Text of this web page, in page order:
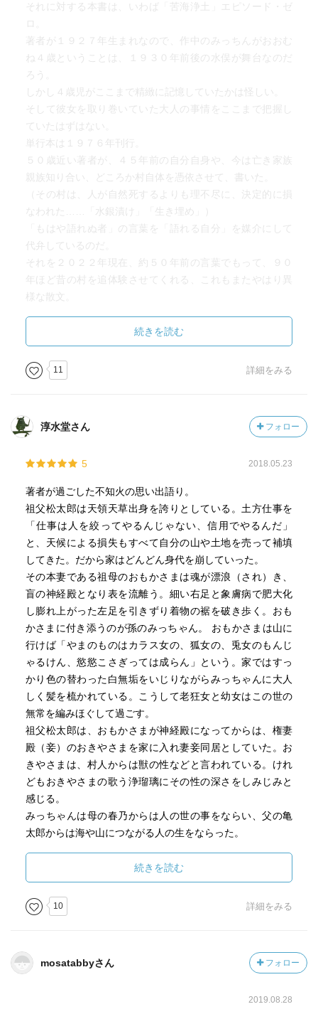
それに対する本書は、いわば「苦海浄土」エピソード・ゼ
著者が１９２７年生まれなので、作中のみっちんがおおむ
ね４歳ということは、１９３０年前後の水俣が舞台なのだ
ろう。
しかし４歳児がここまで精緻に記憶していたかは怪しい。
そして彼女を取り巻いていた大人の事情をここまで把握し
ていたはずはない。
単行本は１９７６年刊行。
５０歳近い著者が、４５年前の自分自身や、今は亡き家族
親族知り合い、どころか村自体を憑依させて、書いた。
（その村は、人が自然死するよりも理不尽に、決定的に損
なわれた……「水銀漬け」「生き埋め」）
「もはや語れぬ者」の言葉を「語れる自分」を媒介にして
代弁しているのだ。
それを２０２２年現在、約５０年前の言葉でもって、９０
年ほど昔の村を追体験させてくれる、これもまたやはり異
様な散文。
てなことを理屈っぽく書いてしまったが、語り口がマイル
ドで、読んでいて深呼吸できるような気持ちになった。
字の文の擬音語擬態語多用もそうだが、やはり方言による
会話。
「あい、あい」
とか、
「ゆかるっと」
「ゆこい、湯ノ児に」
とか、パッと開いたところを引用してみただけだが、いい
なー。抒情。
現在５歳児と暮らして幼児のごっこ遊びを間近に見ている
というのもあるのかもしれない、おもかさまとの遣り取り
は胸を突く。
が、ここに描かれた「とんとん村」が古き良きユートピ
ア！ パラダイス！ なんてことは一切ない、峻厳な視点
があることは、書き漏らせない。
そもそもその呼び名自体が差別意識を含んでいるし、差し
挟まれる人々の言葉には、モロに差別意識や近代化につい
ていけない、怒りや虚しさが滲む。
チッソの件はチッソが悪いと限定し糾弾して済む問題では
なく、日本の近代化の、もっとマクロに見るなら都市化や
グローバル化のひずみが顕在化しただけ、なのだ。
都市生活者が自分を見失う、という文学の題材（うーん深
く考えずに挙げるなら安部公房とか、村上春樹とか？）と
は異なるベクトル、（おそらく実生活者にとっては何でも
ない）一地方を取り上げて、磨き上げて作品に仕立て上げ
る、文芸……大江健三郎とか中上健次とかジェイムズ・ジ
自分で発見したような気がしていたが、池澤夏樹が世界文
い。
どこかで読んだ。
ともあれ中上健次に熱中していた十代には知らなかった石
続きを読む
11 詳細をみる
淳水堂さん フォロー
5 2018.05.23
著者が過ごした不知火の思い出語り。
祖父松太郎は天領天草出身を誇りとしている。土方仕事を
「仕事は人を絞ってやるんじゃない、信用でやるんだ」
と、天候による損失もすべて自分の山や土地を売って補填
してきた。だから家はどんどん身代を崩していった。
その本妻である祖母のおもかさまは魂が漂浪（され）き、
盲の神経殿となり表を流離う。細い右足と象膚病で肥大化
し膨れ上がった左足を引きずり着物の裾を破き歩く。おも
かさまに付き添うのが孫のみっちゃん。 おもかさまは山に
行けば「やまのものはカラス女の、狐女の、兎女のもんじ
ゃるけん、慾慾こさぎっては成らん」という。家ではすっ
かり色の替わった白無垢をいじりながらみっちゃんに大人
しく髪を梳かれている。こうして老狂女と幼女はこの世の
無常を編みほぐして過ごす。
祖父松太郎は、おもかさまが神経殿になってからは、権妻
殿（妾）のおきやさまを家に入れ妻妾同居としていた。お
きやさまは、村人からは獣の性などと言われている。けれ
どもおきやさまの歌う浄瑠璃にその性の深さをしみじみと
感じる。
みっちゃんは母の春乃からは人の世の事をならい、父の亀
太郎からは海や山につながる人の生をならった。
わなかったが、土方仕事には共に競い合った。土方の兄様
衆とはその後も付き合いがつながり続けていた。
身代の崩れたみっちゃんの家は天領天草から水俣の町の外
えらい落ちぶれらいた…と言われるその家の先には、のち
に水俣病患者たちを入院させた避難病院があり、その先は
続きを読む
10 詳細をみる
mosatabbyさん フォロー
2019.08.28